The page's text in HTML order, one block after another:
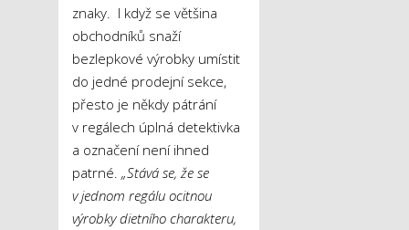
znaky. I když se většina
obchodníků snaží
bezlepkové výrobky umístit
do jedné prodejní sekce,
přesto je někdy pátrání
v regálech úplná detektivka
a označení není ihned
patrné. „Stává se, že se
v jednom regálu ocitnou
výrobky dietního charakteru,